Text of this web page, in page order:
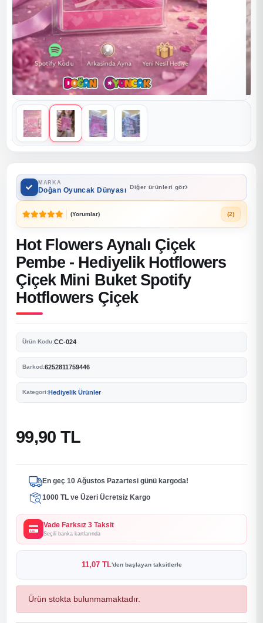
MARKA
Doğan Oyuncak Dünyası Diğer ürünleri gör
(Yorumlar) (2)
Hot Flowers Aynalı Çiçek
Pembe - Hediyelik Hotflowers
Çiçek Mini Buket Spotify
Hotflowers Çiçek
Ürün Kodu:CC-024
Barkod:6252811759446
Kategori:Hediyelik Ürünler
99,90 TL
En geç 10 Ağustos Pazartesi günü kargoda!
1000 TL ve Üzeri Ücretsiz Kargo
Vade Farksız 3 Taksit
Seçili banka kartlarında
11,07 TL'den başlayan taksitlerle
Ürün stokta bulunmamaktadır.